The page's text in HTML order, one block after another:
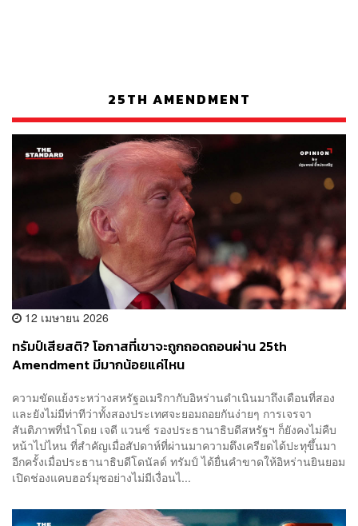
25TH AMENDMENT
12 เมษายน 2026
ทรัมป์เสียสติ? โอกาสที่เขาจะถูกถอดถอนผ่าน 25th
Amendment มีมากน้อยแค่ไหน
ความขัดแย้งระหว่างสหรัฐอเมริกากับอิหร่านดำเนินมาถึงเดือนที่สอง
และยังไม่มีท่าทีว่าทั้งสองประเทศจะยอมถอยกันง่ายๆ การเจรจา
สันติภาพที่นำโดย เจดี แวนซ์ รองประธานาธิบดีสหรัฐฯ ก็ยังคงไม่คืบ
หน้าไปไหน ที่สำคัญเมื่อสัปดาห์ที่ผ่านมาความตึงเครียดได้ปะทุขึ้นมา
อีกครั้งเมื่อประธานาธิบดีโดนัลด์ ทรัมป์ ได้ยื่นคำขาดให้อิหร่านยินยอม
เปิดช่องแคบฮอร์มุซอย่างไม่มีเงื่อนไ...